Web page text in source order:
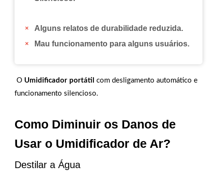
Alguns relatos de durabilidade reduzida.
Mau funcionamento para alguns usuários.
O Umidificador portátil com desligamento automático e
funcionamento silencioso.
Como Diminuir os Danos de
Usar o Umidificador de Ar?
Destilar a Água